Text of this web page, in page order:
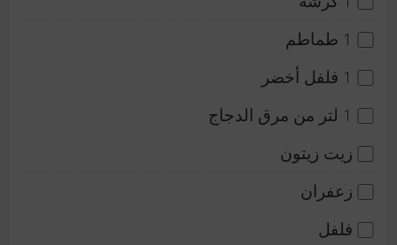
1 طماطم
1 فلفل أخضر
1 لتر من مرق الدجاج
زيت زيتون
زعفران
فلفل